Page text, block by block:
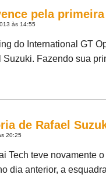
pela
às 14:55
do International GT
Fazendo sua
de Rafael
20:25
Tech teve novamente
dia anterior, a